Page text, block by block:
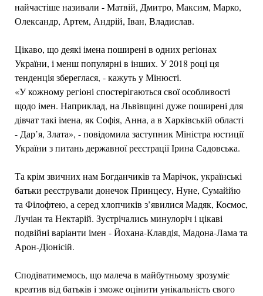
найчастіше називали - Матвій, Дмитро, Максим, Марко,
Олександр, Артем, Андрій, Іван, Владислав.
Цікаво, що деякі імена поширені в одних регіонах
України, і менш популярні в інших. У 2018 році ця
тенденція збереглася, - кажуть у Мінюсті.
«У кожному регіоні спостерігаються свої особливості
щодо імен. Наприклад, на Львівщині дуже поширені для
дівчат такі імена, як Софія, Анна, а в Харківській області
- Дар’я, Злата», - повідомила заступник Міністра юстиції
України з питань державної реєстрації Ірина Садовська.
Та крім звичних нам Богданчиків та Марічок, українські
батьки реєстрували донечок Принцесу, Нуне, Сумаййю
та Філофтею, а серед хлопчиків з’явилися Мадяк, Космос,
Лучіан та Нектарій. Зустрічались минулоріч і цікаві
подвійні варіанти імен - Йохана-Клавдія, Мадона-Лама та
Арон-Діонісій.
Сподіватимемось, що малеча в майбутньому зрозуміє
креатив від батьків і зможе оцінити унікальність свого